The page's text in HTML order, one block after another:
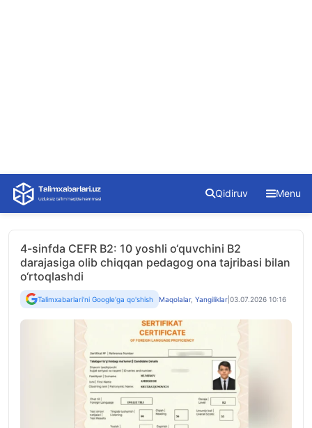
Skip
content
Qidiruv Menu
4-sinfda CEFR B2: 10 yoshli o‘quvchini B2
darajasiga olib chiqqan pedagog ona tajribasi bilan
o‘rtoqlashdi
Talimxabarlari'ni Google'ga qo'shish Maqolalar, Yangiliklar 03.07.2026 10:16